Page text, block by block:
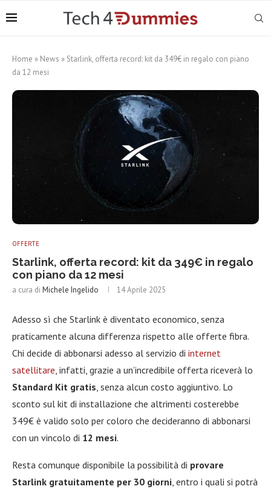
Home » News » Starlink, offerta record: kit da 349€ in regalo con piano
da 12 mesi
OFFERTE
Starlink, offerta record: kit da 349€ in regalo
con piano da 12 mesi
a cura di Michele Ingelido 14 Aprile 2025
Adesso sì che Starlink è diventato economico, senza
praticamente alcuna differenza rispetto alle offerte fibra.
Chi decide di abbonarsi adesso al servizio di internet
satellitare, infatti, grazie a un’incredibile offerta riceverà lo
Standard Kit gratis, senza alcun costo aggiuntivo. Lo
sconto sul kit di installazione che altrimenti costerebbe
349€ è valido solo per coloro che decideranno di abbonarsi
con un vincolo di 12 mesi.
Resta comunque disponibile la possibilità di provare
Starlink gratuitamente per 30 giorni, entro i quali si potrà